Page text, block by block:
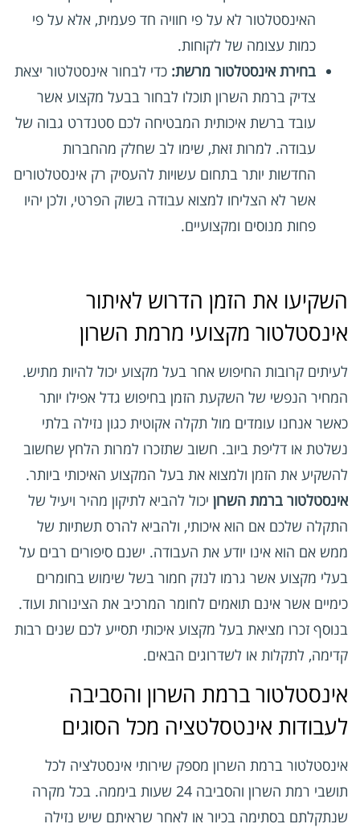
האינסטלטור לא על פי חוויה חד פעמית, אלא על פי
כמות עצומה של לקוחות.
בחירת אינסטלטור מרשת: כדי לבחור אינסטלטור יצאת
צדיק ברמת השרון תוכלו לבחור בבעל מקצוע אשר
עובד ברשת איכותית המבטיחה לכם סטנדרט גבוה של
עבודה. למרות זאת, שימו לב שחלק מהחברות
החדשות יותר בתחום עשויות להעסיק רק אינסטלטורים
אשר לא הצליחו למצוא עבודה בשוק הפרטי, ולכן יהיו
פחות מנוסים ומקצועיים.
השקיעו את הזמן הדרוש לאיתור
אינסטלטור מקצועי מרמת השרון
לעיתים קרובות החיפוש אחר בעל מקצוע יכול להיות מתיש.
המחיר הנפשי של השקעת הזמן בחיפוש גדל אפילו יותר
כאשר אנחנו עומדים מול תקלה אקוטית כגון נזילה בלתי
נשלטת או דליפת ביוב. חשוב שתזכרו למרות הלחץ שחשוב
להשקיע את הזמן ולמצוא את בעל המקצוע האיכותי ביותר.
אינסטלטור ברמת השרון יכול להביא לתיקון מהיר ויעיל של
התקלה שלכם אם הוא איכותי, ולהביא להרס תשתיות של
ממש אם הוא אינו יודע את העבודה. ישנם סיפורים רבים על
בעלי מקצוע אשר גרמו לנזק חמור בשל שימוש בחומרים
כימיים אשר אינם תואמים לחומר המרכיב את הצינורות ועוד.
בנוסף זכרו מציאת בעל מקצוע איכותי תסייע לכם שנים רבות
קדימה, לתקלות או לשדרוגים הבאים.
אינסטלטור ברמת השרון והסביבה
לעבודות אינטסלטציה מכל הסוגים
אינסטלטור ברמת השרון מספק שירותי אינסטלציה לכל
תושבי רמת השרון והסביבה 24 שעות ביממה. בכל מקרה
שנתקלתם בסתימה בכיור או לאחר שראיתם שיש נזילה